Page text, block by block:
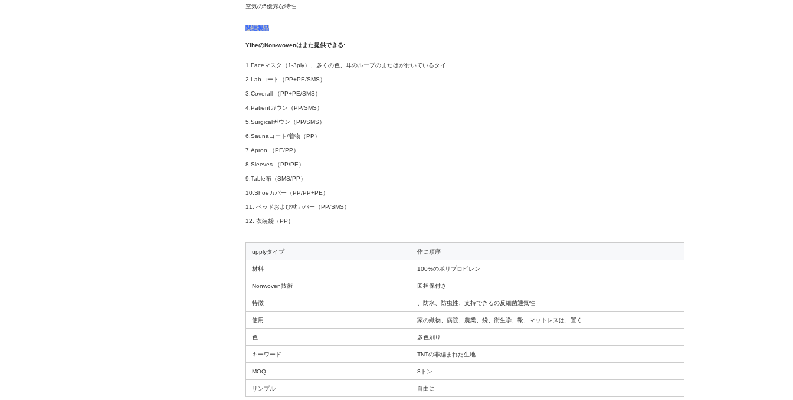
空気の5優秀な特性
関連製品
YiheのNon-wovenはまた提供できる:
1.Faceマスク（1-3ply）、多くの色、耳のループのまたはが付いているタイ
2.Labコート（PP+PE/SMS）
3.Coverall （PP+PE/SMS）
4.Patientガウン（PP/SMS）
5.Surgicalガウン（PP/SMS）
6.Saunaコート/着物（PP）
7.Apron （PE/PP）
8.Sleeves （PP/PE）
9.Table布（SMS/PP）
10.Shoeカバー（PP/PP+PE）
11. ベッドおよび枕カバー（PP/SMS）
12. 衣装袋（PP）
upplyタイプ 作に順序
材料 100%のポリプロピレン
Nonwoven技術 回担保付き
特徴 、防水、防虫性、支持できるの反細菌通気性
使用 家の織物、病院、農業、袋、衛生学、靴、マットレスは、置く
色 多色刷り
キーワード TNTの非編まれた生地
MOQ 3トン
サンプル 自由に